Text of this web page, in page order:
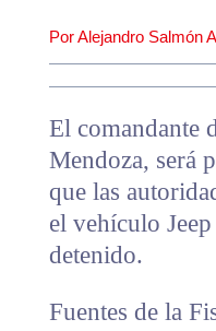
Por Alejandro Salmón
El comandante
Mendoza, será
que las
el vehículo
detenido.
Fuentes de la